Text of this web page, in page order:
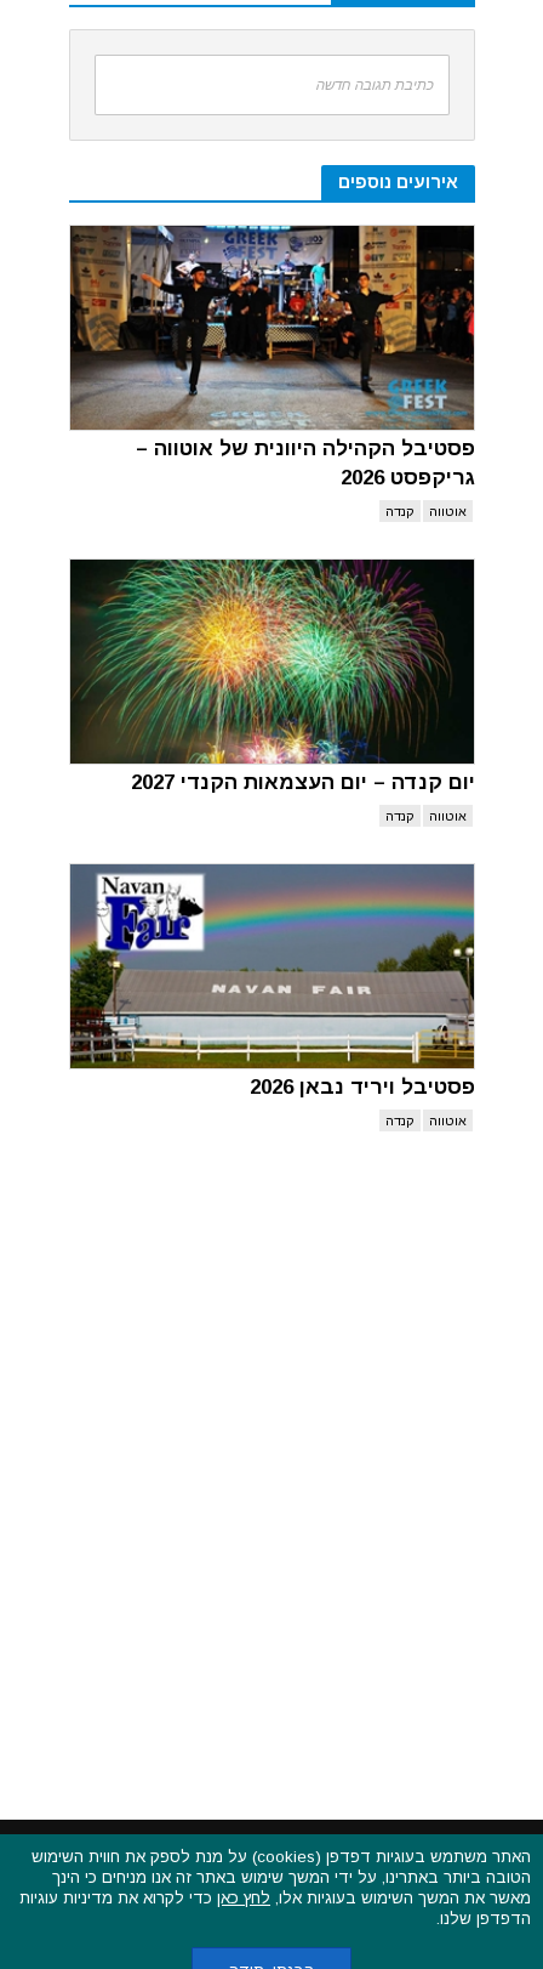
כתיבת תגובה חדשה
אירועים נוספים
פסטיבל הקהילה היוונית של אוטווה –
גריקפסט 2026
אוטווה קנדה
יום קנדה – יום העצמאות הקנדי 2027
אוטווה קנדה
פסטיבל ויריד נבאן 2026
אוטווה קנדה
פסטיבלים וקרנבלים בעולם - כל הזכויות שמורות © 2015 - 2026
בשותפות עם CarniFest Online
ראשי
אודות תקנון האתר ותנאי שימוש
מדיניות עוגיות (קוקיס)
הטובה ביותר באתרינו, על ידי המשך שימוש באתר זה אנו מניחים כי הינך
מאשר את המשך השימוש בעוגיות אלו,לחץ כאןכדי לקרוא את מדיניות עוגיות
הדפדפן שלנו.